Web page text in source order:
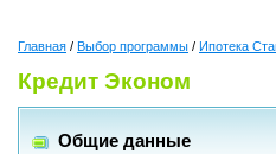
Главная / Выбор программы / Ипотека
Кредит Эконом
Общие данные